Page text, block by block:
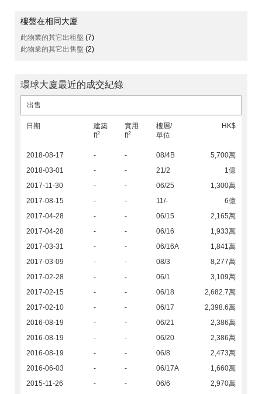
樓盤在相同大廈
此物業的其它出租盤 (7)
此物業的其它出售盤 (2)
環球大廈最近的成交紀錄
出售
日期
建築
ft2
實用
ft2
樓層/
單位
HK$
2018-08-17 - - 08/4B
5,700萬
2018-03-01
- - 21/2
1億
2017-11-30
- - 06/25
1,300萬
2017-08-15
- - 11/-
6億
2017-04-28
- - 06/15
2,165萬
2017-04-28
- - 06/16
1,933萬
2017-03-31
- - 06/16A
1,841萬
2017-03-09
- - 08/3
8,277萬
2017-02-28
- - 06/1
3,109萬
2017-02-15
- - 06/18
2,682.7萬
2017-02-10
- - 06/17
2,398.6萬
2016-08-19
- - 06/21
2,386萬
2016-08-19
- - 06/20
2,386萬
2016-08-19
- - 06/8
2,473萬
2016-06-03
- - 06/17A
1,660萬
2015-11-26
- - 06/6
2,970萬